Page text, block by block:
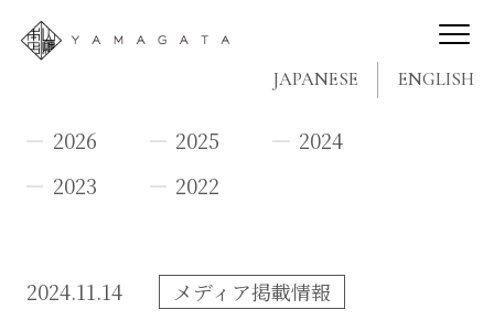
JAPANESE ENGLISH
2026 2025
2024
2023
2022
2024.11.14 メディア掲載情報